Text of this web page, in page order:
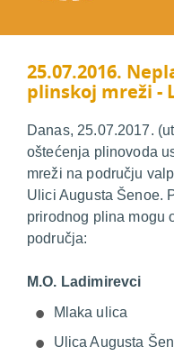
25.07.2016.
plinskoj mreži -
Danas, 25.07.2017.
oštećenja plinovoda
mreži na području
Ulici Augusta Šenoe.
prirodnog plina mogu
područja:
M.O. Ladimirevci
Mlaka ulica
Ulica Augusta